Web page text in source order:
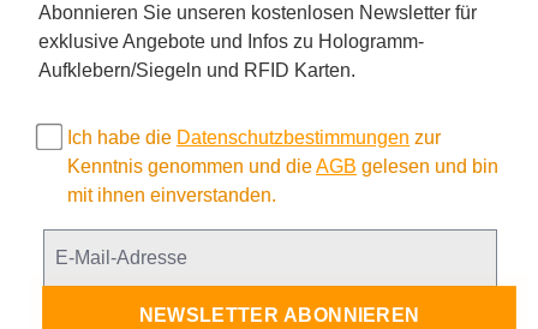
Abonnieren Sie unseren kostenlosen Newsletter für
exklusive Angebote und Infos zu Hologramm-
Aufklebern/Siegeln und RFID Karten.
Ich habe die Datenschutzbestimmungen zur
Kenntnis genommen und dieAGB gelesen und bin
mit ihnen einverstanden.
NEWSLETTER ABONNIEREN